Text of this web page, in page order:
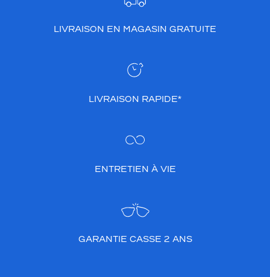
LIVRAISON EN MAGASIN GRATUITE
LIVRAISON RAPIDE*
ENTRETIEN À VIE
GARANTIE CASSE 2 ANS